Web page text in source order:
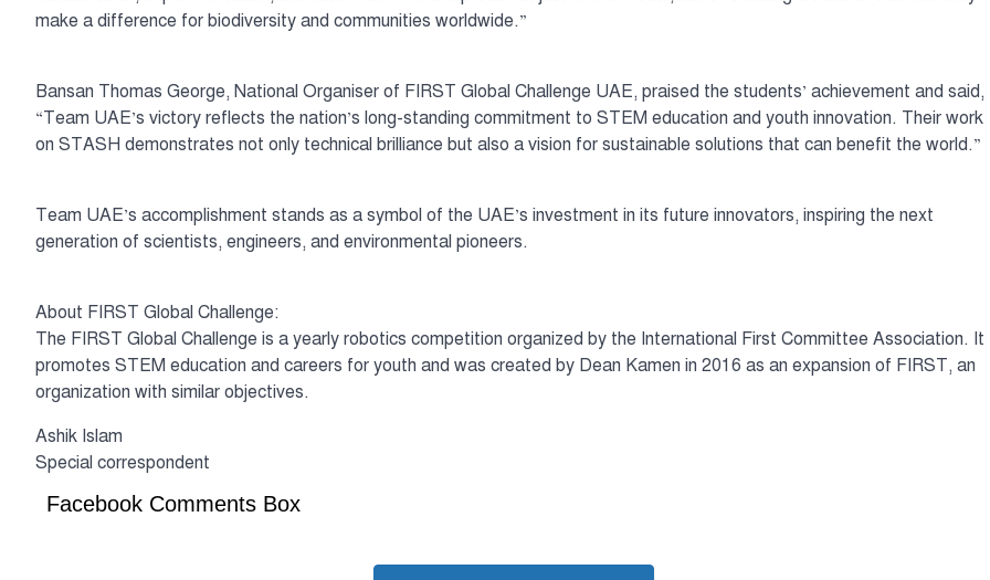
make a difference for biodiversity and communities worldwide.”
Bansan Thomas George, National Organiser of FIRST Global Challenge UAE, praised the students’ achievement and said,
“Team UAE’s victory reflects the nation’s long-standing commitment to STEM education and youth innovation. Their work
on STASH demonstrates not only technical brilliance but also a vision for sustainable solutions that can benefit the world.”
Team UAE’s accomplishment stands as a symbol of the UAE’s investment in its future innovators, inspiring the next
generation of scientists, engineers, and environmental pioneers.
About FIRST Global Challenge:
The FIRST Global Challenge is a yearly robotics competition organized by the International First Committee Association. It
promotes STEM education and careers for youth and was created by Dean Kamen in 2016 as an expansion of FIRST, an
organization with similar objectives.
Ashik Islam
Special correspondent
Facebook Comments Box